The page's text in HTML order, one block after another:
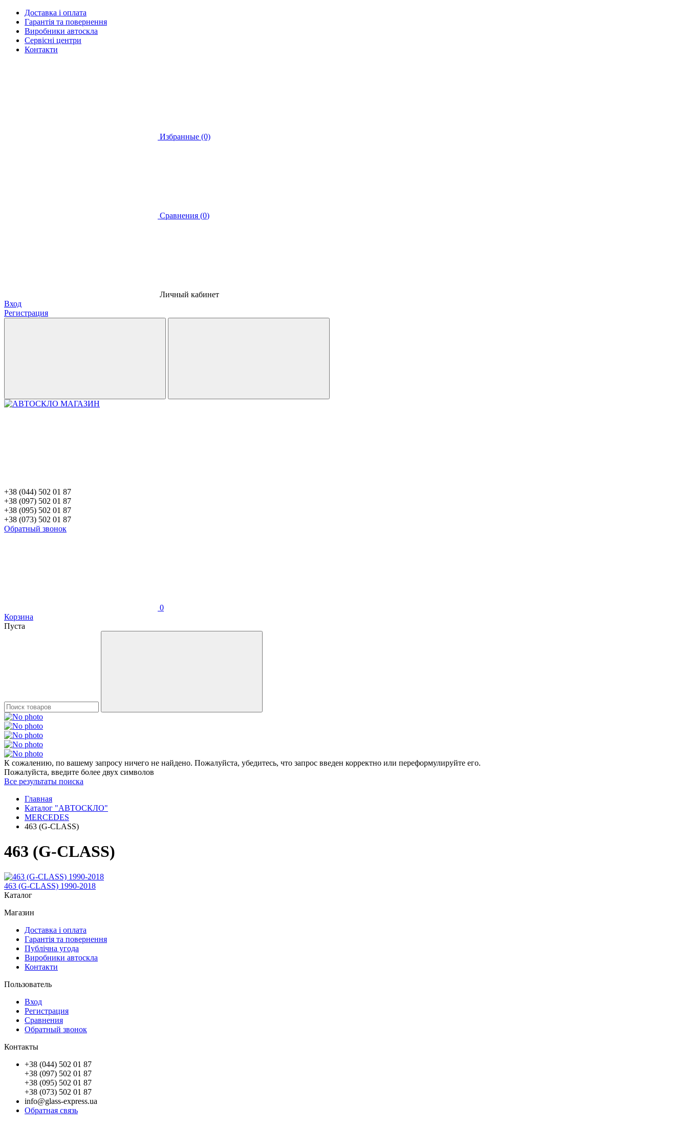
Доставка і оплата
Гарантія та повернення
Виробники автоскла
Сервісні центри
Контакти
Избранные (0)
Сравнения (0)
Личный кабинет
Вход
Регистрация
+38 (044) 502 01 87
+38 (097) 502 01 87
+38 (095) 502 01 87
+38 (073) 502 01 87
Обратный звонок
0
Корзина
Пуста
К сожалению, по вашему запросу ничего не найдено. Пожалуйста, убедитесь, что запрос введен корректно или переформулируйте его.
Пожалуйста, введите более двух символов
Все результаты поиска
Главная
Каталог "АВТОСКЛО"
MERCEDES
463 (G-CLASS)
463 (G-CLASS)
463 (G-CLASS) 1990-2018
Каталог
Магазин
Доставка і оплата
Гарантія та повернення
Публічна угода
Виробники автоскла
Контакти
Пользователь
Вход
Регистрация
Сравнения
Обратный звонок
Контакты
+38 (044) 502 01 87
+38 (097) 502 01 87
+38 (095) 502 01 87
+38 (073) 502 01 87
info@glass-express.ua
Обратная связь